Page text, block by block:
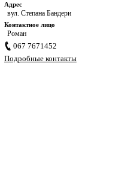
Адрес
вул. Степана Бандери
Контактное лицо
Роман
067 7671452
Подробные контакты